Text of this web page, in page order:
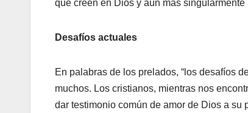
que creen en Dios y aún más
Desafíos actuales
En palabras de los prelados, “los desafíos
muchos. Los cristianos, mientras nos
dar testimonio común de amor de Dios a su